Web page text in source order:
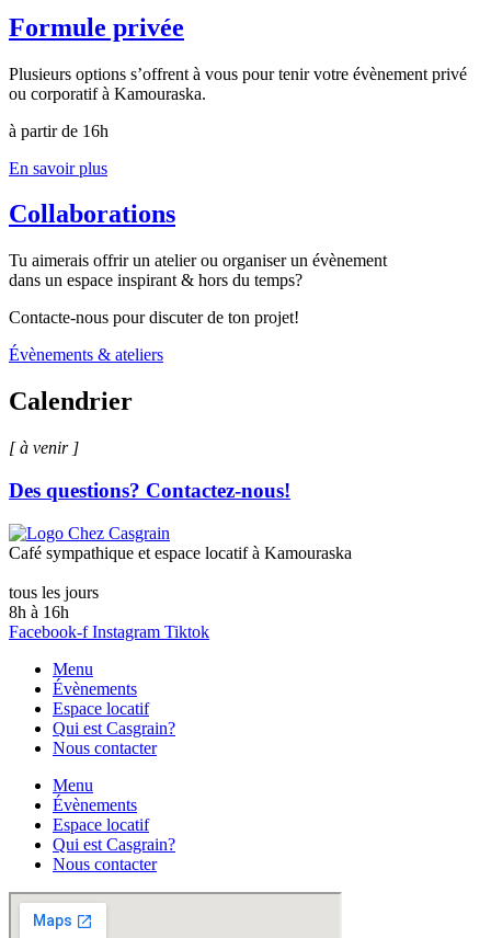
Formule privée
Plusieurs options s’offrent à vous pour tenir votre évènement privé
ou corporatif à Kamouraska.
à partir de 16h
En savoir plus
Collaborations
Tu aimerais offrir un atelier ou organiser un évènement
dans un espace inspirant & hors du temps?
Contacte-nous pour discuter de ton projet!
Évènements & ateliers
Calendrier
[ à venir ]
Des questions? Contactez-nous!
Café sympathique et espace locatif à Kamouraska
tous les jours
8h à 16h
Facebook-f Instagram Tiktok
Menu
Évènements
Espace locatif
Qui est Casgrain?
Nous contacter
Menu
Évènements
Espace locatif
Qui est Casgrain?
Nous contacter